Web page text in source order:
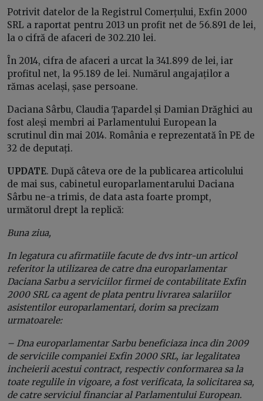
Potrivit datelor de la Registrul Comerțului, Exfin 2000
SRL a raportat pentru 2013 un profit net de 56.891 de lei,
la o cifră de afaceri de 302.210 lei.
În 2014, cifra de afaceri a urcat la 341.899 de lei, iar
profitul net, la 95.189 de lei. Numărul angajaților a
rămas același, șase persoane.
Daciana Sârbu, Claudia Țapardel și Damian Drăghici au
fost aleși membri ai Parlamentului European la
scrutinul din mai 2014. România e reprezentată în PE de
32 de deputați.
UPDATE. După câteva ore de la publicarea articolului
de mai sus, cabinetul europarlamentarului Daciana
Sârbu ne-a trimis, de data asta foarte prompt,
următorul drept la replică:
Buna ziua,
In legatura cu afirmatiile facute de dvs intr-un articol
referitor la utilizarea de catre dna europarlamentar
Daciana Sarbu a serviciilor firmei de contabilitate Exfin
2000 SRL ca agent de plata pentru livrarea salariilor
asistentilor europarlamentari, dorim sa precizam
urmatoarele:
– Dna europarlamentar Sarbu beneficiaza inca din 2009
de serviciile companiei Exfin 2000 SRL, iar legalitatea
incheierii acestui contract, respectiv conformarea sa la
toate regulile in vigoare, a fost verificata, la solicitarea sa,
de catre serviciul financiar al Parlamentului European.